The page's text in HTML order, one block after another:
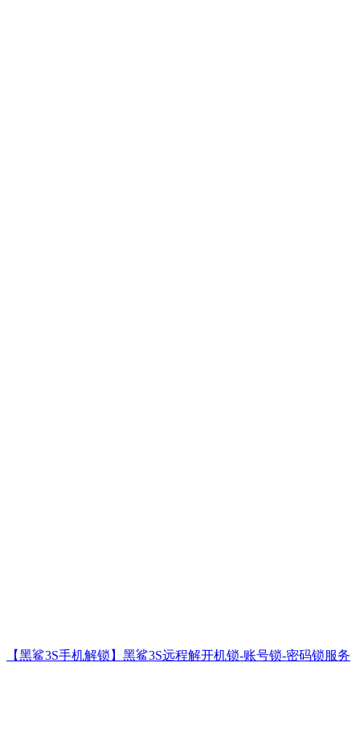
【黑鲨3S手机解锁】黑鲨3S远程解开机锁-账号锁-密码锁服务